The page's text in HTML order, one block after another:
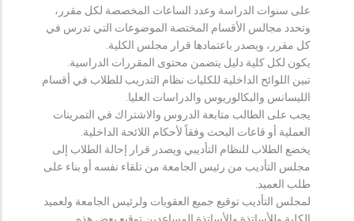
على سنوات الدراسة وعدد الساعات المخصصة لكل مقرر،
وتحدد مجالس الأقسام المختصة الموضوعات التي تدرس في
كل مقرر، ويصدر باعتمادها قرار مجلس الكلية.
يكون لكل كلية دليل يتضمن محتوى المقررات الدراسية.
تبين اللوائح الداخلية للكليات نظام التدريب للطلاب في أقسام
الليسانس والبكالوريوس والدراسات العليا.
يجب على الطالب متابعة الدروس والاشتراك في التمرينات
العملية أو قاعات البحث وفقاً لأحكام اللائحة الداخلية.
يخضع الطلاب للنظام التأديبي ويصدر قرار إحالة الطلاب إلى
مجلس التأديب من رئيس الجامعة من تلقاء نفسه أو بناء على
طلب العميد.
لمجلس التأديب توقيع جميع العقوبات ولرئيس الجامعة ولعميد
الكلية وللأساتذة والأساتذة المساعدين توقيع بعض هذه